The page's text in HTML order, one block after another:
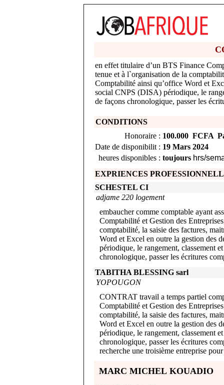
en effet titulaire d’un BTS Finance
tenue et à l`organisation de la
Comptabilité ainsi qu’office Word et
social CNPS (DISA) périodique, le
de façons chronologique, passer les
CONDITIONS
Honoraire : 100.000 FCFA
Date de disponibilit : 19 Mars 2024
heures disponibles : toujours hrs/
EXPRIENCES
SCHESTEL CI
adjame 220 logement
embaucher comme comptable ayant
Comptabilité et Gestion des
comptabilité, la saisie des factures,
Word et Excel en outre la gestion des
périodique, le rangement, classement
chronologique, passer les écritures
TABITHA BLESSING sarl
YOPOUGON
CONTRAT travail a temps partiel
Comptabilité et Gestion des
comptabilité, la saisie des factures,
Word et Excel en outre la gestion des
périodique, le rangement, classement
chronologique, passer les écritures
recherche une troisième entreprise
MARC MICHEL KOUADIO